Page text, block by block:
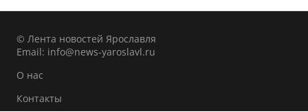
© Лента новостей Ярославля
Email: info@news-yaroslavl.ru
О нас
Контакты